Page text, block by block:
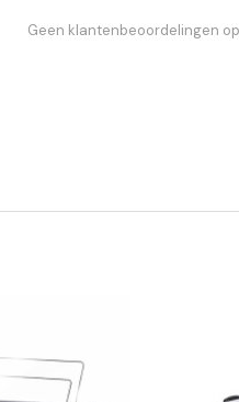
Geen klantenbeoordelingen